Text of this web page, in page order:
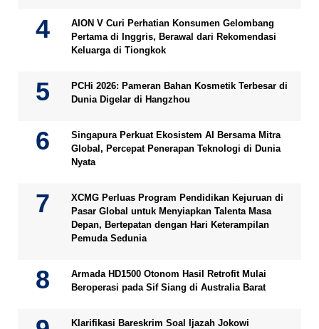
AION V Curi Perhatian Konsumen Gelombang
Pertama di Inggris, Berawal dari Rekomendasi
Keluarga di Tiongkok
PCHi 2026: Pameran Bahan Kosmetik Terbesar di
Dunia Digelar di Hangzhou
Singapura Perkuat Ekosistem AI Bersama Mitra
Global, Percepat Penerapan Teknologi di Dunia
Nyata
XCMG Perluas Program Pendidikan Kejuruan di
Pasar Global untuk Menyiapkan Talenta Masa
Depan, Bertepatan dengan Hari Keterampilan
Pemuda Sedunia
Armada HD1500 Otonom Hasil Retrofit Mulai
Beroperasi pada Sif Siang di Australia Barat
Klarifikasi Bareskrim Soal Ijazah Jokowi